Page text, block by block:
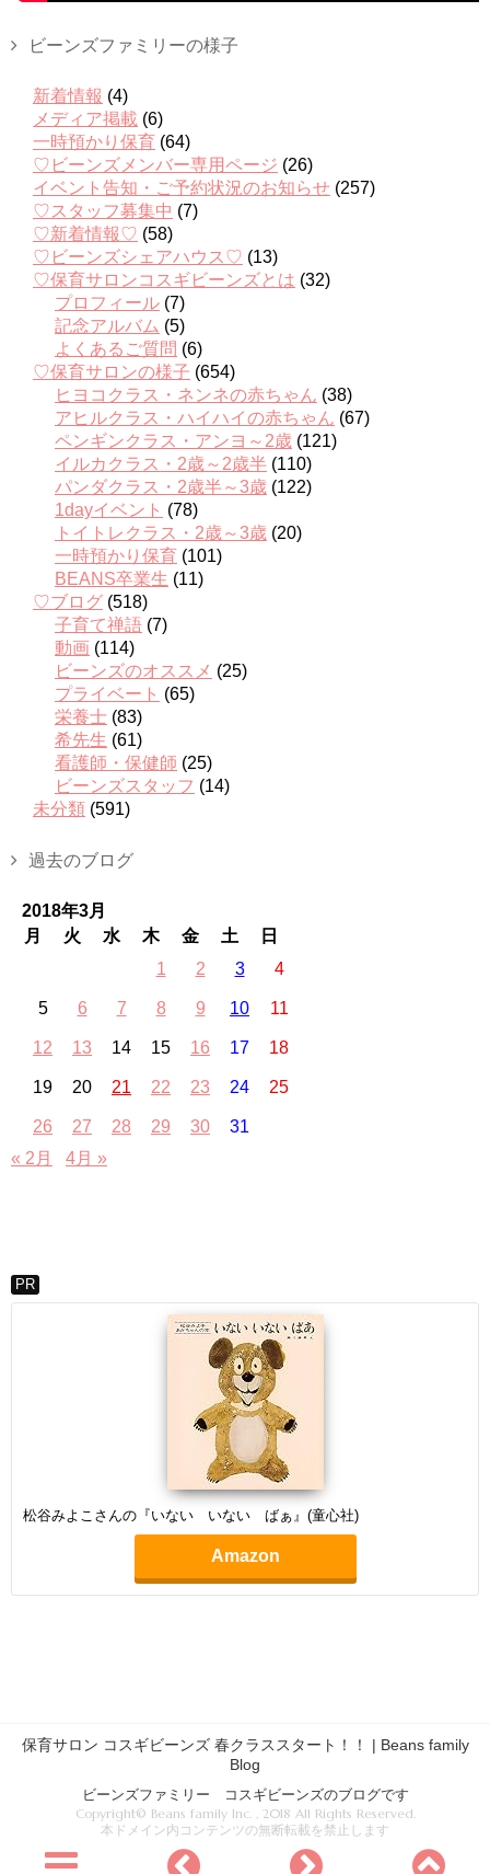
ビーンズファミリーの様子
新着情報 (4)
メディア掲載 (6)
一時預かり保育 (64)
♡ビーンズメンバー専用ページ (26)
イベント告知・ご予約状況のお知らせ (257)
♡スタッフ募集中 (7)
♡新着情報♡ (58)
♡ビーンズシェアハウス♡ (13)
♡保育サロンコスギビーンズとは (32)
プロフィール (7)
記念アルバム (5)
よくあるご質問 (6)
♡保育サロンの様子 (654)
ヒヨコクラス・ネンネの赤ちゃん (38)
アヒルクラス・ハイハイの赤ちゃん (67)
ペンギンクラス・アンヨ～2歳 (121)
イルカクラス・2歳～2歳半 (110)
パンダクラス・2歳半～3歳 (122)
1dayイベント (78)
トイトレクラス・2歳～3歳 (20)
一時預かり保育 (101)
BEANS卒業生 (11)
♡ブログ (518)
子育て禅語 (7)
動画 (114)
ビーンズのオススメ (25)
プライベート (65)
栄養士 (83)
希先生 (61)
看護師・保健師 (25)
ビーンズスタッフ (14)
未分類 (591)
過去のブログ
2018年3月
月
火 水 木 金 土
日
1
2 3 4
5 6 7 8 9 10 11
12 13 14 15 16 17 18
19 20 21 22 23 24 25
26 27 28 29 30
31
« 2月
4月 »
PR
松谷みよこさんの『いない いない ばぁ』(童心社)
Amazon
保育サロン コスギビーンズ 春クラススタート！！ | Beans family
Blog
ビーンズファミリー コスギビーンズのブログです
Copyright© Beans family Inc. , 2018 All Rights Reserved.
本ドメイン内コンテンツの無断転載を禁止します